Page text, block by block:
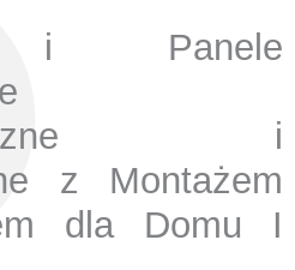
i Panele
i
z Montażem
dla Domu I